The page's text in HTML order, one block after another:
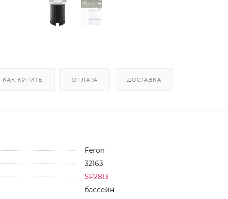
КАК КУПИТЬ ОПЛАТА ДОСТАВКА
Feron
32163
SP2813
бассейн